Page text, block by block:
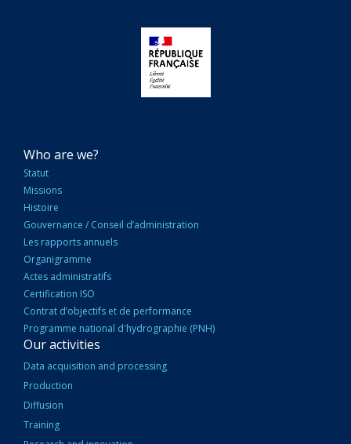
NAVIGATION
PRINCIPALE
Who are we?
Statut
Missions
Histoire
Gouvernance / Conseil d’administration
Les rapports annuels
Organigramme
Actes administratifs
Certification ISO
Contrat d’objectifs et de performance
Programme national d'hydrographie (PNH)
Our activities
Data acquisition and processing
Production
Diffusion
Training